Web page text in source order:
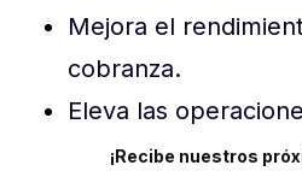
Mejora el
cobranza.
Eleva las
¡Recibe nuestros